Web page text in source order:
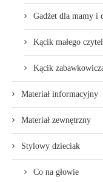
Gadżet dla mamy i
Kącik małego
Kącik
Materiał informacyjny
Materiał zewnętrzny
Stylowy dzieciak
Co na głowie